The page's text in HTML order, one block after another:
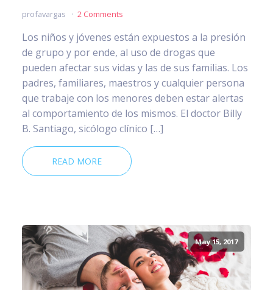
profavargas 2 Comments
Los niños y jóvenes están expuestos a la presión
de grupo y por ende, al uso de drogas que
pueden afectar sus vidas y las de sus familias. Los
padres, familiares, maestros y cualquier persona
que trabaje con los menores deben estar alertas
al comportamiento de los mismos. El doctor Billy
B. Santiago, sicólogo clínico […]
READ MORE
May 15, 2017